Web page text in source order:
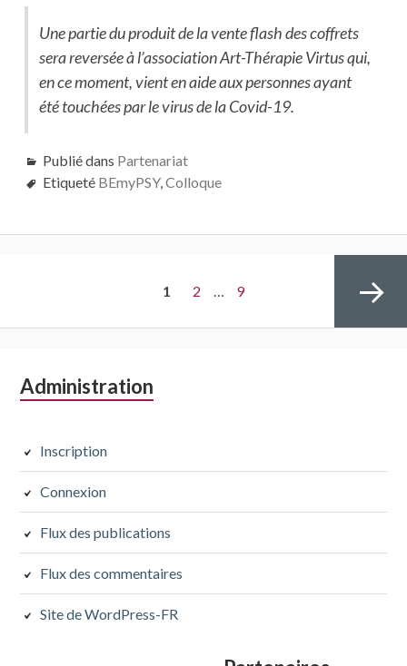
Une partie du produit de la vente flash des coffrets
sera reversée à l’association Art-Thérapie Virtus qui,
en ce moment, vient en aide aux personnes ayant
été touchées par le virus de la Covid-19.
Publié dans Partenariat
Etiqueté BEmyPSY,Colloque
articles
PAGE
1 Page
2 … Page
9
Colonne
subsidiaire
Administration
Inscription
Connexion
Flux des publications
Flux des commentaires
Site de WordPress-FR